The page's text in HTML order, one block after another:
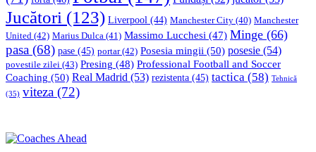
Jucători (123) Liverpool (44) Manchester City (40) Manchester
United (42) Marius Dulca (41) Massimo Lucchesi (47) Minge (66)
pasa (68) pase (45) portar(42) Posesia mingii (50) posesie (54)
povestile zilei (43) Presing (48) Professional Football and Soccer
Coaching (50) Real Madrid (53) rezistenta (45) tactica (58) Tehnică
(35) viteza (72)